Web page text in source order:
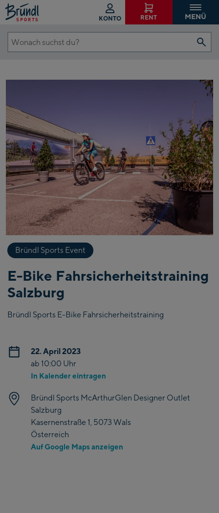
KONTO RENT MENÜ
Wonach
Bründl Sports Event
E-Bike Fahrsicherheitstraining
Salzburg
Bründl Sports E-Bike Fahrsicherheitstraining
22. April 2023
ab 10:00 Uhr
In Kalender eintragen
Bründl Sports McArthurGlen Designer Outlet
Salzburg
Kasernenstraße 1, 5073 Wals
Österreich
Auf Google Maps anzeigen